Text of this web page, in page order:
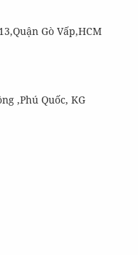
Gò Vấp,HCM
,Phú Quốc, KG